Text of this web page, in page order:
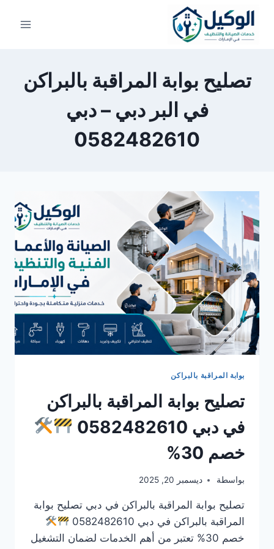
التجاوز
المحتوى
تصليح بوابة المراقبة بالبراكن
في البر دبي – دبي
0582482610
بوابة المراقبة بالبراكن
تصليح بوابة المراقبة بالبراكن
في دبي 0582482610
خصم 30%
بواسطة ديسمبر 20, 2025
تصليح بوابة المراقبة بالبراكن في دبي تصليح بوابة
المراقبة بالبراكن في دبي 0582482610
خصم 30% تعتبر من أهم الخدمات لضمان التشغيل